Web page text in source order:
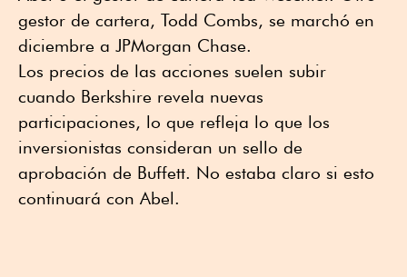
gestor de cartera, Todd Combs, se marchó en
diciembre a JPMorgan Chase.
Los precios de las acciones suelen subir
cuando Berkshire revela nuevas
participaciones, lo que refleja lo que los
inversionistas consideran un sello de
aprobación de Buffett. No estaba claro si esto
continuará con Abel.